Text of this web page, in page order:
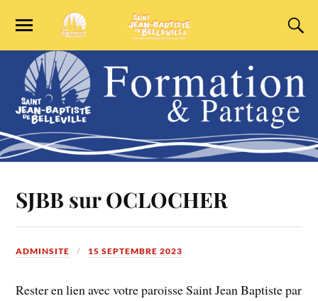
SJBB sur OCLOCHER
ADMINSITE 15 SEPTEMBRE 2023
Rester en lien avec votre paroisse Saint Jean Baptiste par